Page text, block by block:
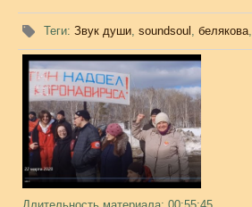
Теги: Звук души, soundsoul , белякова,